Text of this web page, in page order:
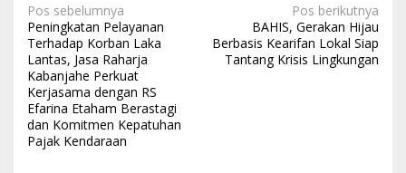
N
a
v
i
g
a
Pos sebelumnya
Peningkatan Pelayanan
Terhadap Korban Laka
Lantas, Jasa Raharja
Kabanjahe Perkuat
Kerjasama dengan RS
Efarina Etaham Berastagi
dan Komitmen Kepatuhan
Pajak Kendaraan
Pos berikutnya
BAHIS, Gerakan Hijau
Berbasis Kearifan Lokal Siap
Tantang Krisis Lingkungan